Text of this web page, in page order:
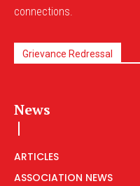
connections.
Grievance Redressal
News
ARTICLES
ASSOCIATION NEWS